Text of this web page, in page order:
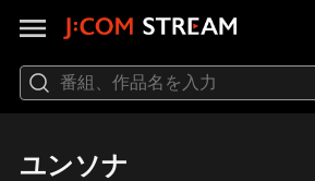
ユンソナ